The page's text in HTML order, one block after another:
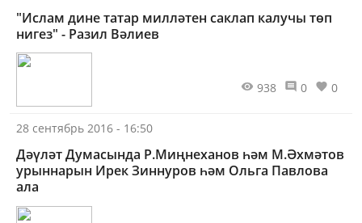
"Ислам дине татар милләтен саклап калучы төп
нигез" - Разил Вәлиев
938 0 0
28 сентябрь 2016 - 16:50
Дәүләт Думасында Р.Миңнеханов һәм М.Әхмәтов
урыннарын Ирек Зиннуров һәм Ольга Павлова
ала